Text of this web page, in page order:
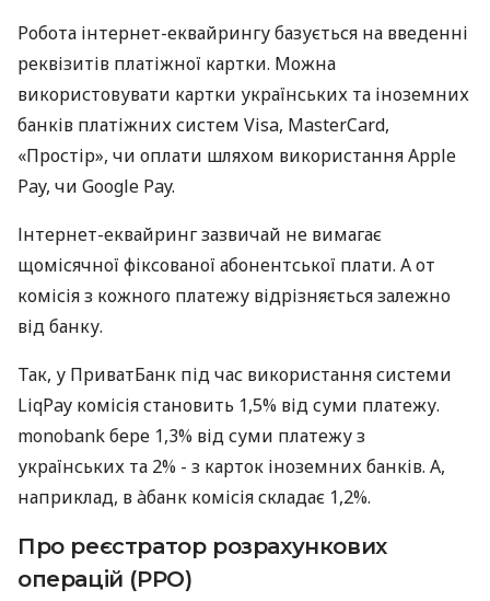
Робота інтернет-еквайрингу базується на введенні
реквізитів платіжної картки. Можна
використовувати картки українських та іноземних
банків платіжних систем Visa, MasterCard,
«Простір», чи оплати шляхом використання Apple
Pay, чи Google Pay.
Інтернет-еквайринг зазвичай не вимагає
щомісячної фіксованої абонентської плати. А от
комісія з кожного платежу відрізняється залежно
від банку.
Так, у ПриватБанк під час використання системи
LiqPay комісія становить 1,5% від суми платежу.
monobank бере 1,3% від суми платежу з
українських та 2% - з карток іноземних банків. А,
наприклад, в àбанк комісія складає 1,2%.
Про реєстратор розрахункових
операцій (РРО)